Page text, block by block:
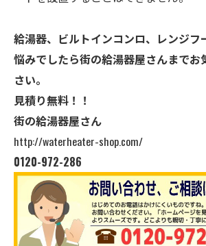
給湯器、ビルトインコンロ、レンジフ
悩みでしたら街の給湯器屋さんまでお
さい。
見積り無料！！
街の給湯器屋さん
http://waterheater-shop.com/
0120-972-286